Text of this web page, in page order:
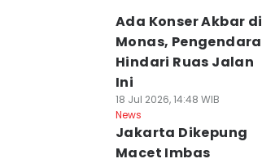
Ada Konser Akbar di
Monas, Pengendara
Hindari Ruas Jalan
Ini
18 Jul 2026, 14:48 WIB
News
Jakarta Dikepung
Macet Imbas